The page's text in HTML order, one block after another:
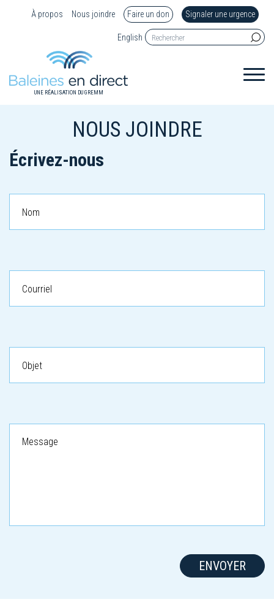
À propos Nous joindre Faire un don Signaler une urgence
English
UNE RÉALISATION DU GREMM
NOUS JOINDRE
Écrivez-nous